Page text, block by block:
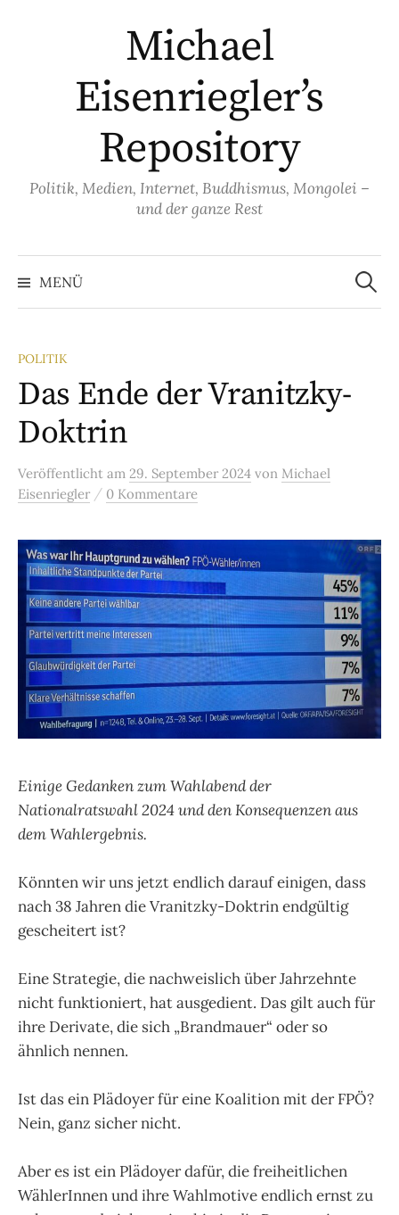
Michael
Eisenriegler’s
Repository
Politik, Medien, Internet, Buddhismus, Mongolei –
und der ganze Rest
MENÜ
Suchen
nach:
POLITIK
Das Ende der Vranitzky-
Doktrin
Veröffentlicht am 29. September 2024 von Michael
Eisenriegler / 0 Kommentare
Einige Gedanken zum Wahlabend der
Nationalratswahl 2024 und den Konsequenzen aus
dem Wahlergebnis.
Könnten wir uns jetzt endlich darauf einigen, dass
nach 38 Jahren die Vranitzky-Doktrin endgültig
gescheitert ist?
Eine Strategie, die nachweislich über Jahrzehnte
nicht funktioniert, hat ausgedient. Das gilt auch für
ihre Derivate, die sich „Brandmauer“ oder so
ähnlich nennen.
Ist das ein Plädoyer für eine Koalition mit der FPÖ?
Nein, ganz sicher nicht.
Aber es ist ein Plädoyer dafür, die freiheitlichen
WählerInnen und ihre Wahlmotive endlich ernst zu